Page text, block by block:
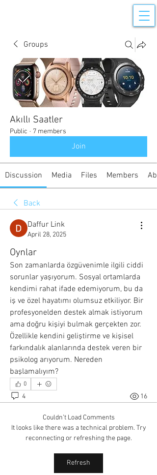
Groups
Akıllı Saatler
Public · 7 members
Join
Discussion Media Files Members
Back
Daffur Link
April 28, 2025
Oynlar
Son zamanlarda özgüvenimle ilgili ciddi
sorunlar yaşıyorum. Sosyal ortamlarda
kendimi rahat ifade edemiyorum, bu da
iş ve özel hayatımı olumsuz etkiliyor. Bir
profesyonelden destek almak istiyorum
ama doğru kişiyi bulmak gerçekten zor.
Özellikle kendini geliştirme ve kişisel
farkındalık alanlarında destek veren bir
psikolog arıyorum. Nereden
başlamalıyım?
0
4 16
Couldn’t Load Comments
It looks like there was a technical problem. Try
reconnecting or refreshing the page.
Refresh